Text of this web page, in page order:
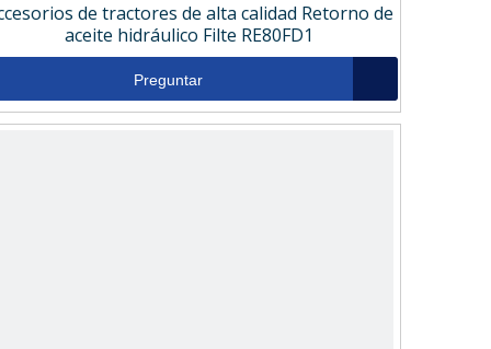
de tractores de alta calidad Retorno de
aceite hidráulico Filte RE80FD1
Preguntar